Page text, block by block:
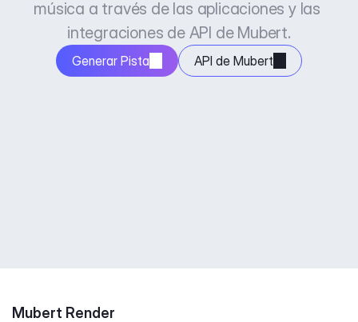
música a través de las aplicaciones y las
integraciones de API de Mubert.
Generar Pista API de Mubert
Mubert Render